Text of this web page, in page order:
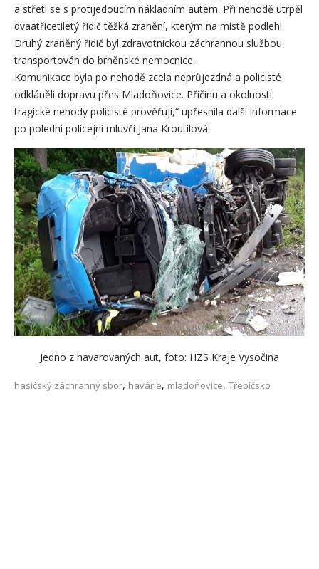
a střetl se s protijedoucím nákladním autem. Při nehodě utrpěl
dvaatřicetiletý řidič těžká zranění, kterým na místě podlehl.
Druhý zraněný řidič byl zdravotnickou záchrannou službou
transportován do brněnské nemocnice.
Komunikace byla po nehodě zcela neprůjezdná a policisté
odkláněli dopravu přes Mladoňovice. Příčinu a okolnosti
tragické nehody policisté prověřují,“ upřesnila další informace
po poledni policejní mluvčí Jana Kroutilová.
Jedno z havarovaných aut, foto: HZS Kraje Vysočina
hasičský záchranný sbor, havárie, mladoňovice, Třebíčsko